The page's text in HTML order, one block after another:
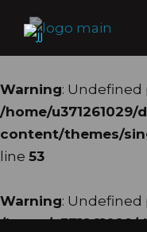
Warning: Undefined
/home/
content/themes/
line 53
Warning: Undefined
/home/